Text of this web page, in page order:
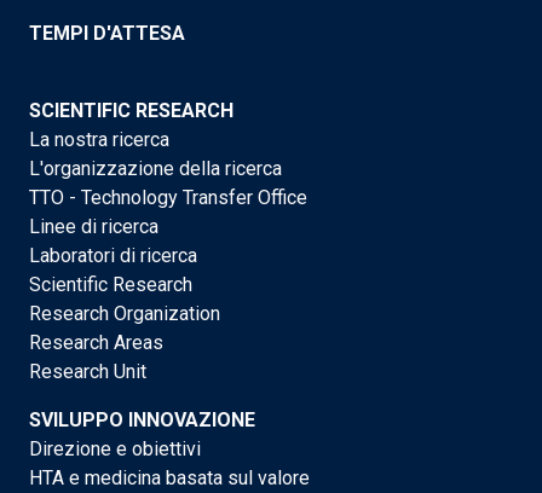
TEMPI D'ATTESA
SCIENTIFIC RESEARCH
La nostra ricerca
L'organizzazione della ricerca
TTO - Technology Transfer Office
Linee di ricerca
Laboratori di ricerca
Scientific Research
Research Organization
Research Areas
Research Unit
SVILUPPO INNOVAZIONE
Direzione e obiettivi
HTA e medicina basata sul valore